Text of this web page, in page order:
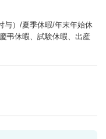
与）/夏季休暇/年末年始休
弔休暇、試験休暇、出産